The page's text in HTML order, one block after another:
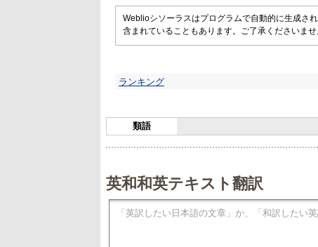
Weblioシソーラスはプログラムで自動的に生成さ
含まれていることもあります。ご了承くださいませ
ランキング
類語
英和和英テキスト翻訳